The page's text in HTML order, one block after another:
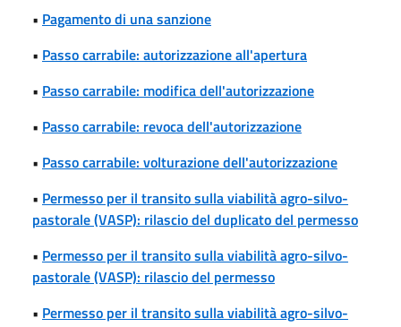
• Pagamento di una sanzione
• Passo carrabile: autorizzazione all'apertura
• Passo carrabile: modifica dell'autorizzazione
• Passo carrabile: revoca dell'autorizzazione
• Passo carrabile: volturazione dell'autorizzazione
• Permesso per il transito sulla viabilità agro-silvo-
pastorale (VASP): rilascio del duplicato del permesso
• Permesso per il transito sulla viabilità agro-silvo-
pastorale (VASP): rilascio del permesso
• Permesso per il transito sulla viabilità agro-silvo-